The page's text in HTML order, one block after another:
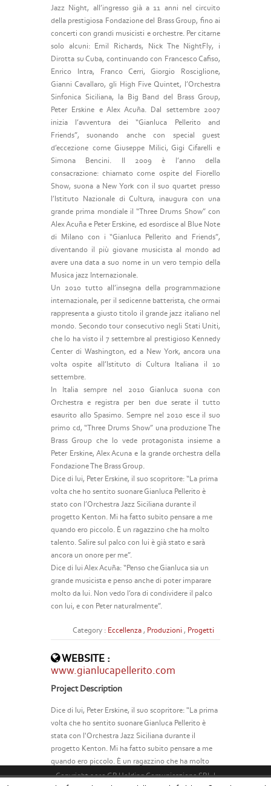
Jazz Night, all’ingresso già a 11 anni nel circuito
della prestigiosa Fondazione del Brass Group, fino ai
concerti con grandi musicisti e orchestre. Per citarne
solo alcuni: Emil Richards, Nick The NightFly, i
Dirotta su Cuba, continuando con Francesco Cafiso,
Enrico Intra, Franco Cerri, Giorgio Rosciglione,
Gianni Cavallaro, gli High Five Quintet, l’Orchestra
Sinfonica Siciliana, la Big Band del Brass Group,
Peter Erskine e Alex Acuña. Dal settembre 2007
inizia l’avventura dei “Gianluca Pellerito and
Friends”, suonando anche con special guest
d’eccezione come Giuseppe Milici, Gigi Cifarelli e
Simona Bencini. Il 2009 è l’anno della
consacrazione: chiamato come ospite del Fiorello
Show, suona a New York con il suo quartet presso
l’Istituto Nazionale di Cultura, inaugura con una
grande prima mondiale il “Three Drums Show” con
Alex Acuña e Peter Erskine, ed esordisce al Blue Note
di Milano con i “Gianluca Pellerito and Friends”,
diventando il più giovane musicista al mondo ad
avere una data a suo nome in un vero tempio della
Musica jazz Internazionale.
Un 2010 tutto all’insegna della programmazione
internazionale, per il sedicenne batterista, che ormai
rappresenta a giusto titolo il grande jazz italiano nel
mondo. Secondo tour consecutivo negli Stati Uniti,
che lo ha visto il 7 settembre al prestigioso Kennedy
Center di Washington, ed a New York, ancora una
volta ospite all’Istituto di Cultura Italiana il 10
settembre.
In Italia sempre nel 2010 Gianluca suona con
Orchestra e registra per ben due serate il tutto
esaurito allo Spasimo. Sempre nel 2010 esce il suo
primo cd, “Three Drums Show” una produzione The
Brass Group che lo vede protagonista insieme a
Peter Erskine, Alex Acuna e la grande orchestra della
Fondazione The Brass Group.
Dice di lui, Peter Erskine, il suo scopritore: “La prima
volta che ho sentito suonare Gianluca Pellerito è
stato con l’Orchestra Jazz Siciliana durante il
progetto Kenton. Mi ha fatto subito pensare a me
quando ero piccolo. È un ragazzino che ha molto
talento. Salire sul palco con lui è già stato e sarà
ancora un onore per me”.
Dice di lui Alex Acuña: “Penso che Gianluca sia un
grande musicista e penso anche di poter imparare
molto da lui. Non vedo l’ora di condividere il palco
con lui, e con Peter naturalmente”.
Category : Eccellenza , Produzioni , Progetti
WEBSITE :
www.gianlucapellerito.com
Project Description
Dice di lui, Peter Erskine, il suo scopritore: "La prima
volta che ho sentito suonare Gianluca Pellerito è
stata con l'Orchestra Jazz Siciliana durante il
progetto Kenton. Mi ha fatto subito pensare a me
quando ero piccolo. È un ragazzino che ha molto
talento. Salire sul palco con lui è già stato e sarà
Copyright 2013 GP Holding Comunicazione SRL |